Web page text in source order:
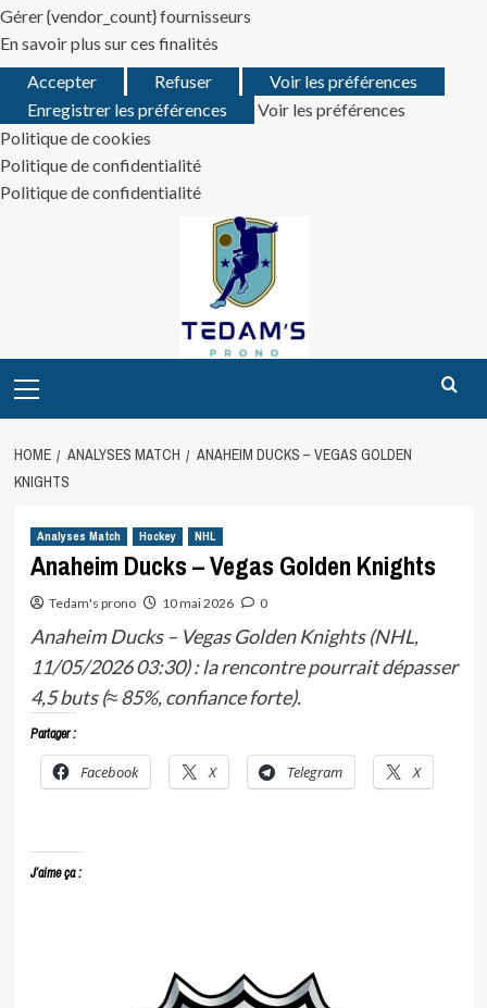
Gérer {vendor_count} fournisseurs
En savoir plus sur ces finalités
Accepter
Refuser
Voir les préférences
Enregistrer les préférences
Voir les préférences
Politique de cookies
Politique de confidentialité
Politique de confidentialité
Menu
HOME ANALYSES MATCH
ANAHEIM DUCKS – VEGAS GOLDEN
KNIGHTS
Analyses Match Hockey NHL
Anaheim Ducks – Vegas Golden Knights
Tedam's prono 10 mai 2026 0
Anaheim Ducks – Vegas Golden Knights (NHL,
11/05/2026 03:30) : la rencontre pourrait dépasser
4,5 buts (≈ 85%, confiance forte).
Partager :
Facebook X Telegram X
J’aime ça :